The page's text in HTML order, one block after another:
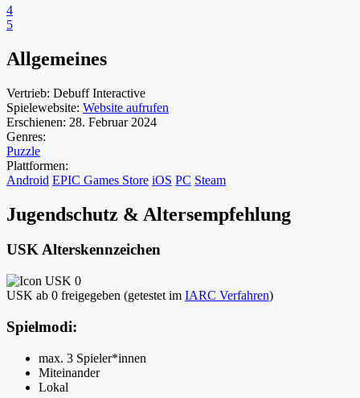
4
5
Allgemeines
Vertrieb: Debuff Interactive
Spielewebsite: Website aufrufen
Erschienen: 28. Februar 2024
Genres:
Puzzle
Plattformen:
Android EPIC Games Store iOS PC Steam
Jugendschutz & Altersempfehlung
USK Alterskennzeichen
USK ab 0 freigegeben (getestet im IARC Verfahren)
Spielmodi:
max. 3 Spieler*innen
Miteinander
Lokal